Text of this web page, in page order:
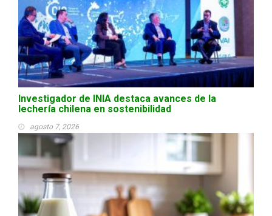
Investigador de INIA destaca avances de la
lechería chilena en sostenibilidad
agosto 7, 2026